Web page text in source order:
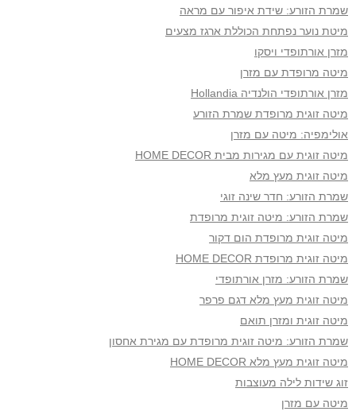
שמרת הזורע: שידת איפור עם מראה
מיטת נוער נפתחת הכוללת ארגז מצעים
מזרן אורתופדי ויסקו
מיטה מרופדת עם מזרן
מזרן אורתופדי הולנדיה Hollandia
מיטה זוגית מרופדת שמרת הזורע
אולימפיה: מיטה עם מזרן
מיטה זוגית עם מגירות מבית HOME DECOR
מיטה זוגית מעץ מלא
שמרת הזורע: חדר שינה זוגי
שמרת הזורע: מיטה זוגית מרופדת
מיטה זוגית מרופדת הום דקור
מיטה זוגית מרופדת HOME DECOR
שמרת הזורע: מזרן אורתופדי
מיטה זוגית מעץ מלא דגם פרפר
מיטה זוגית ומזרן תואם
שמרת הזורע: מיטה זוגית מרופדת עם מגירת אחסון
מיטה זוגית מעץ מלא HOME DECOR
זוג שידות לילה מעוצבות
מיטה עם מזרן